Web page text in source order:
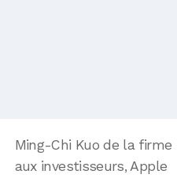
Ming-Chi Kuo de la firme
aux investisseurs, Apple